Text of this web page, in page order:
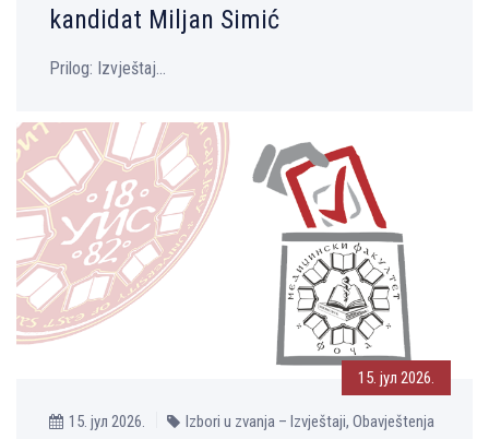
kandidat Miljan Simić
Prilog: Izvještaj...
15. јул 2026.
15. јул 2026.
Izbori u zvanja – Izvještaji, Obavještenja